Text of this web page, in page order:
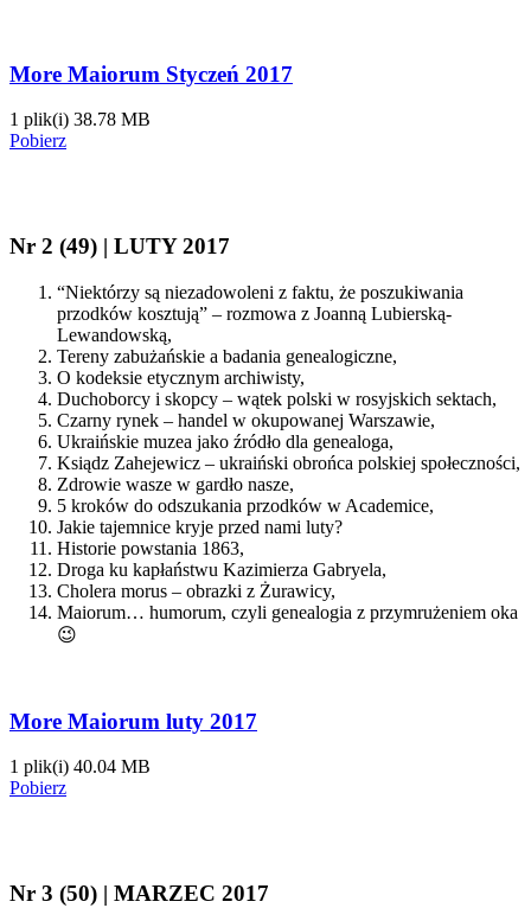
More Maiorum Styczeń 2017
1 plik(i) 38.78 MB
Pobierz
Nr 2 (49) | LUTY 2017
“Niektórzy są niezadowoleni z faktu, że poszukiwania
przodków kosztują” – rozmowa z Joanną Lubierską-
Lewandowską,
Tereny zabużańskie a badania genealogiczne,
O kodeksie etycznym archiwisty,
Duchoborcy i skopcy – wątek polski w rosyjskich sektach,
Czarny rynek – handel w okupowanej Warszawie,
Ukraińskie muzea jako źródło dla genealoga,
Ksiądz Zahejewicz – ukraiński obrońca polskiej społeczności,
Zdrowie wasze w gardło nasze,
5 kroków do odszukania przodków w Academice,
Jakie tajemnice kryje przed nami luty?
Historie powstania 1863,
Droga ku kapłaństwu Kazimierza Gabryela,
Cholera morus – obrazki z Żurawicy,
Maiorum… humorum, czyli genealogia z przymrużeniem oka
😉
More Maiorum luty 2017
1 plik(i) 40.04 MB
Pobierz
Nr 3 (50) | MARZEC 2017